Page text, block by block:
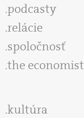
podcasty
relácie
spoločnosť
the economist
kultúra